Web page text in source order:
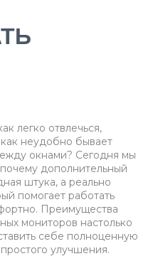
легко отвлечься,
неудобно бывает
окнами? Сегодня мы
дополнительный
штука, а реально
помогает работать
Преимущества
мониторов настолько
себе полноценную
улучшения.